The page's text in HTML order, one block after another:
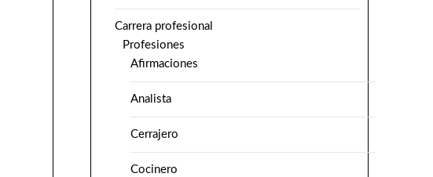
Carrera profesional
Profesiones
Afirmaciones
Analista
Cerrajero
Cocinero